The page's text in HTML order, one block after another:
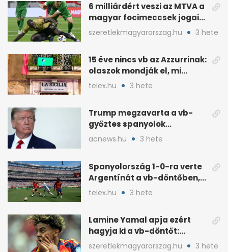
6 milliárdért veszi az MTVA a
magyar focimeccsek jogait
a 2026–27-es idényre
szeretlekmagyarorszag.hu 3 hete
15 éve nincs vb az Azzurrinak:
olaszok mondják el, mi
romlott el
telex.hu 3 hete
Trump megzavarta a vb-
győztes spanyolok
ünneplését a trófeaátadón
acnews.hu 3 hete
Spanyolország 1-0-ra verte
Argentínát a vb-döntőben,
hosszabbításban
telex.hu 3 hete
Lamine Yamal apja ezért
hagyja ki a vb-döntőt:
otthonról szurkol
szeretlekmagyarorszag.hu 3 hete